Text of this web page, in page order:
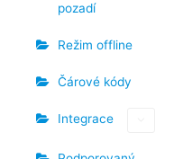
pozadí
Režim offline
Čárové kódy
Integrace